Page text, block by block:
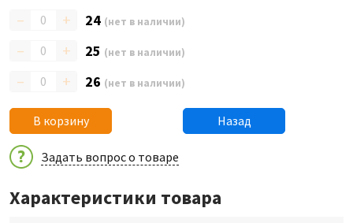
– + 24 (нет в наличии)
– + 25 (нет в наличии)
– + 26 (нет в наличии)
В корзину Назад
Задать вопрос о товаре
Характеристики товара